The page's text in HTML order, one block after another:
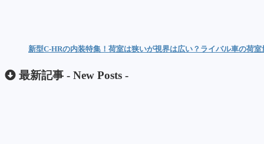
新型C-HRの内装特集！荷室は狭いが視界は広い？ライバル車の荷室
最新記事 - New Posts -